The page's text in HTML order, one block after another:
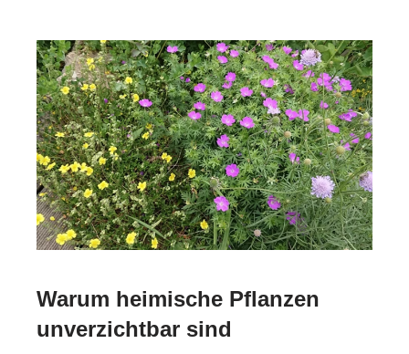
Warum heimische Pflanzen
unverzichtbar sind